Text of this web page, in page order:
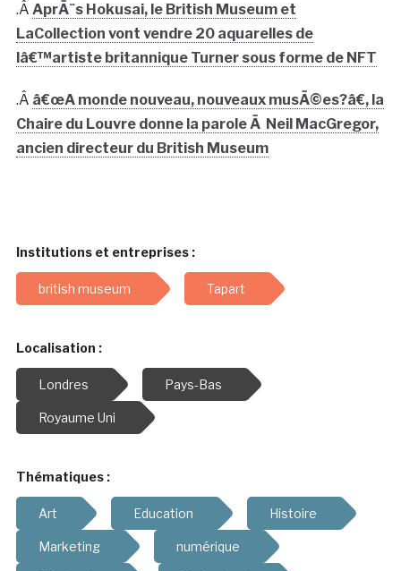
.Â AprÃ¨s Hokusai, le British Museum et
LaCollection vont vendre 20 aquarelles de
lâ€™artiste britannique Turner sous forme de NFT
.Â â€œA monde nouveau, nouveaux musÃ©es?â€, la
Chaire du Louvre donne la parole Ã Neil MacGregor,
ancien directeur du British Museum
Institutions et entreprises :
british museum Tapart
Localisation :
Londres Pays-Bas
Royaume Uni
Thématiques :
Art Education Histoire
Marketing numérique